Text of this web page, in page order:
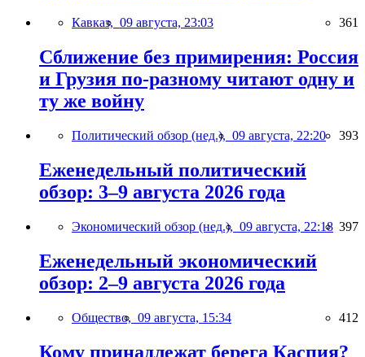
Кавказ, 09 августа, 23:03 361
Сближение без примирения: Россия
и Грузия по-разному читают одну и
ту же войну
Политический обзор (нед.), 09 августа, 22:20 393
Еженедельный политический
обзор: 3–9 августа 2026 года
Экономический обзор (нед.), 09 августа, 22:18 397
Еженедельный экономический
обзор: 2–9 августа 2026 года
Общество, 09 августа, 15:34 412
Кому принадлежат берега Каспия?